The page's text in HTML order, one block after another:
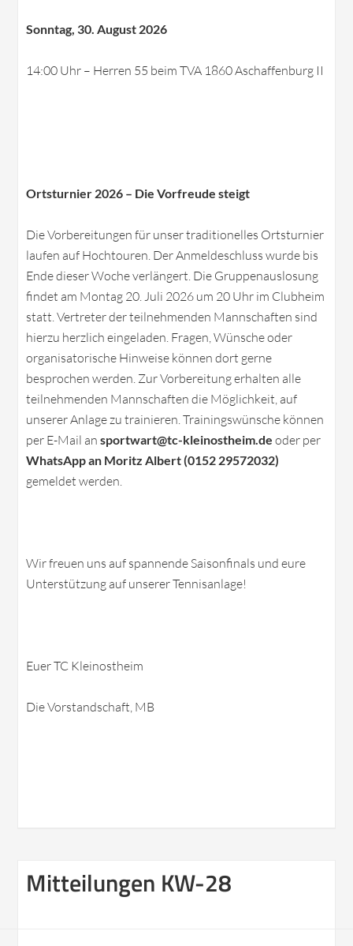
Sonntag, 30. August 2026
14:00 Uhr – Herren 55 beim TVA 1860 Aschaffenburg II
Ortsturnier 2026 – Die Vorfreude steigt
Die Vorbereitungen für unser traditionelles Ortsturnier
laufen auf Hochtouren. Der Anmeldeschluss wurde bis
Ende dieser Woche verlängert. Die Gruppenauslosung
findet am Montag 20. Juli 2026 um 20 Uhr im Clubheim
statt. Vertreter der teilnehmenden Mannschaften sind
hierzu herzlich eingeladen. Fragen, Wünsche oder
organisatorische Hinweise können dort gerne
besprochen werden. Zur Vorbereitung erhalten alle
teilnehmenden Mannschaften die Möglichkeit, auf
unserer Anlage zu trainieren. Trainingswünsche können
per E-Mail ansportwart@tc-kleinostheim.de oder per
WhatsApp an Moritz Albert (0152 29572032)
gemeldet werden.
Wir freuen uns auf spannende Saisonfinals und eure
Unterstützung auf unserer Tennisanlage!
Euer TC Kleinostheim
Die Vorstandschaft, MB
Mitteilungen KW-28